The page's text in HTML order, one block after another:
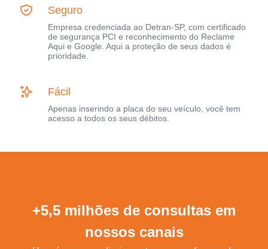
Seguro
Empresa credenciada ao Detran-SP, com certificado
de segurança PCI e reconhecimento do Reclame
Aqui e Google. Aqui a proteção de seus dados é
prioridade.
Fácil
Apenas inserindo a placa do seu veículo, você tem
acesso a todos os seus débitos.
+5,5 milhões de consultas em
nossos canais